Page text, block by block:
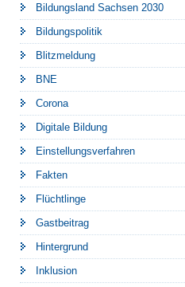
Bildungsland Sachsen 2030
Bildungspolitik
Blitzmeldung
BNE
Corona
Digitale Bildung
Einstellungsverfahren
Fakten
Flüchtlinge
Gastbeitrag
Hintergrund
Inklusion